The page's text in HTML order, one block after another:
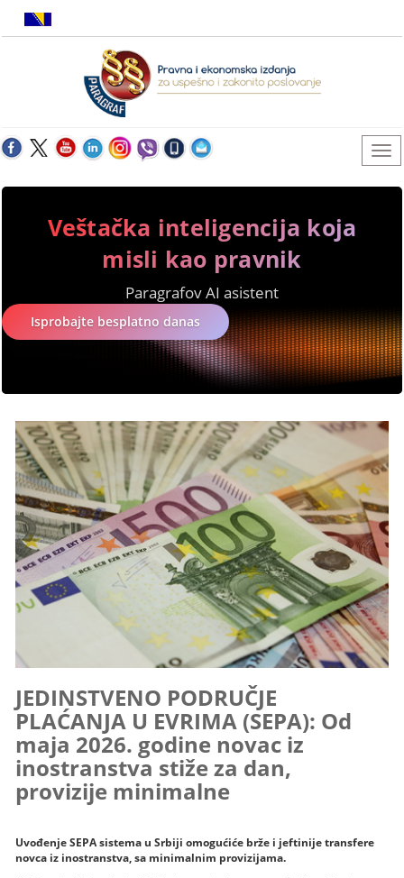
Veštačka inteligencija koja
misli kao pravnik
Paragrafov AI asistent
Isprobajte besplatno danas
JEDINSTVENO PODRUČJE
PLAĆANJA U EVRIMA (SEPA): Od
maja 2026. godine novac iz
inostranstva stiže za dan,
provizije minimalne
Uvođenje SEPA sistema u Srbiji omogućiće brže i jeftinije transfere
novca iz inostranstva, sa minimalnim provizijama.